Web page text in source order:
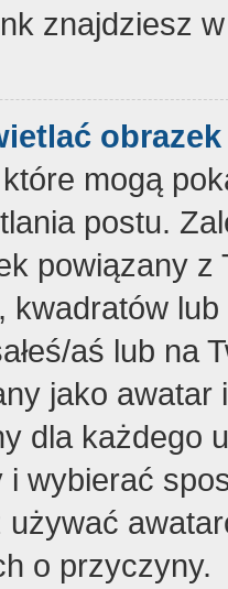
znajdziesz
mogą
postu.
powiązany z
kwadratów
aś lub na
jako
dla każdego
i wybierać
o przyczyny.